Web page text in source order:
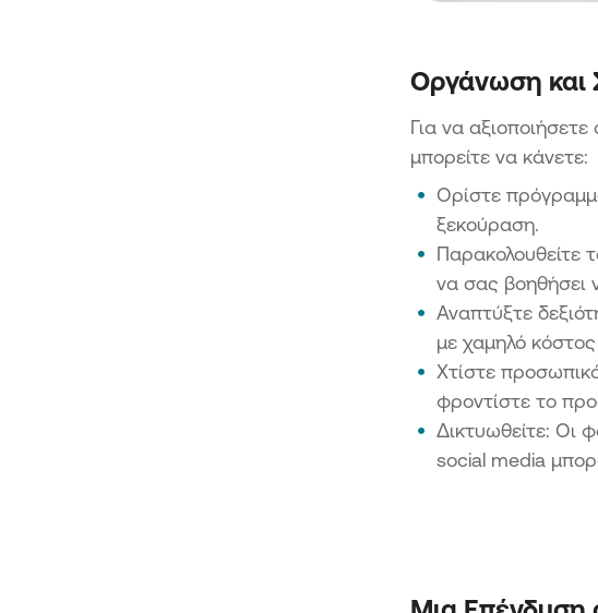
Οργάνωση και
Για να
μπορείτε να κάνετε:
Ορίστε
ξεκούραση.
Παρακολουθείτε
να σας βοηθήσει
Αναπτύξτε
με χαμηλό
Χτίστε
φροντίστε το
Δικτυωθείτε: Οι
social media